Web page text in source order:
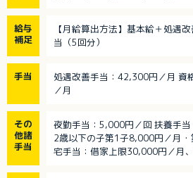
給与
補足
【月給算出方法】基本給＋処遇
当（5回分）
手当
処遇改善手当：42,300円／月
／月
その
他諸
手当
夜勤手当：5,000円／回 扶養手
2歳以下の子第1子8,000円／月
宅手当：借家上限30,000円／月